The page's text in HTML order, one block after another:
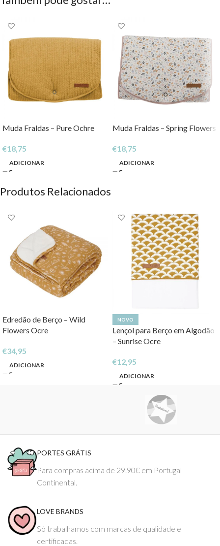
Muda Fraldas – Pure Ochre
€18,75
ADICIONAR
Muda Fraldas – Spring Flowers
€18,75
ADICIONAR
Produtos Relacionados
Edredão de Berço – Wild
Flowers Ocre
€34,95
ADICIONAR
NOVO
Lençol para Berço em Algodão
– Sunrise Ocre
€12,95
ADICIONAR
PORTES GRÁTIS
Para compras acima de 29.90€ em Portugal
Continental.
LOVE BRANDS
Só trabalhamos com marcas de qualidade e
certificadas.